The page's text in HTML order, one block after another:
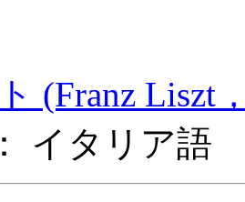
(Franz Liszt
イタリア語